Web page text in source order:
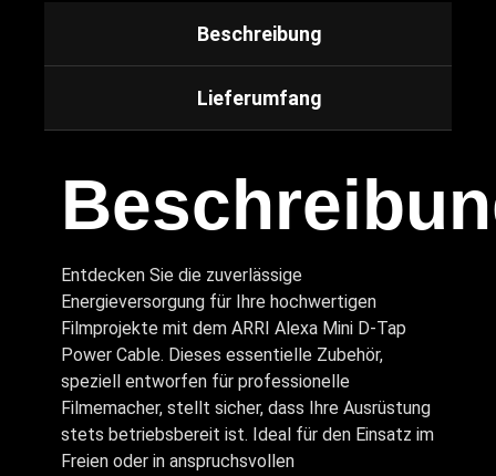
Beschreibung
Lieferumfang
Entdecken Sie die zuverlässige
Energieversorgung für Ihre hochwertigen
Filmprojekte mit dem ARRI Alexa Mini D-Tap
Power Cable. Dieses essentielle Zubehör,
speziell entworfen für professionelle
Filmemacher, stellt sicher, dass Ihre Ausrüstung
stets betriebsbereit ist. Ideal für den Einsatz im
Freien oder in anspruchsvollen